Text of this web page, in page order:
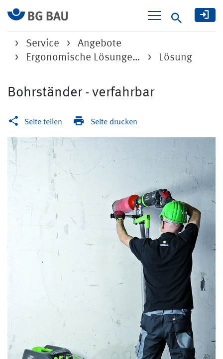
Suche
Service
Angebote
Ergonomische Lösunge…
Lösung
Bohrständer - verfahrbar
Seite teilen Seite drucken